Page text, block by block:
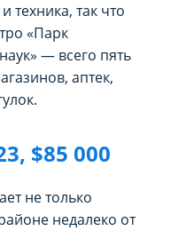
техника, так что
«Парк
— всего пять
аптек,
$85 000
не только
недалеко от